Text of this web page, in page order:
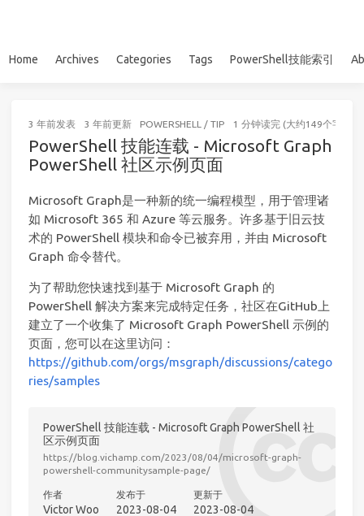
Home Archives Categories Tags PowerShell技能索引
3 年前发表 3 年前更新 POWERSHELL / TIP 1 分钟读完 (大约149个字)
PowerShell 技能连载 - Microsoft Graph
PowerShell 社区示例页面
Microsoft Graph是一种新的统一编程模型，用于管理诸
如 Microsoft 365 和 Azure 等云服务。许多基于旧云技
术的 PowerShell 模块和命令已被弃用，并由 Microsoft
Graph 命令替代。
为了帮助您快速找到基于 Microsoft Graph 的
PowerShell 解决方案来完成特定任务，社区在GitHub上
建立了一个收集了 Microsoft Graph PowerShell 示例的
页面，您可以在这里访问：
https://github.com/orgs/msgraph/discussions/catego
ries/samples
PowerShell 技能连载 - Microsoft Graph PowerShell 社
区示例页面
https://blog.vichamp.com/2023/08/04/microsoft-graph-
powershell-communitysample-page/
作者
Victor Woo
发布于
2023-08-04
更新于
2023-08-04